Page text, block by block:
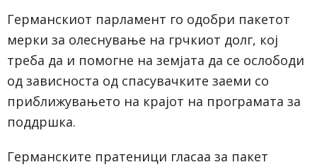
Германскиот парламент го одобри пакетот
мерки за олеснување на грчкиот долг, кој
треба да и помогне на земјата да се ослободи
од зависноста од спасувачките заеми со
приближувањето на крајот на програмата за
поддршка.
Германските пратеници гласаа за пакет